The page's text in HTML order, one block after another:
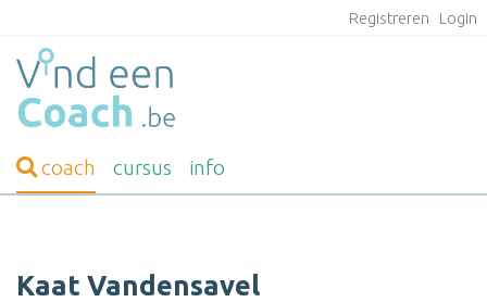
Registreren Login
coach cursus info
Kaat Vandensavel